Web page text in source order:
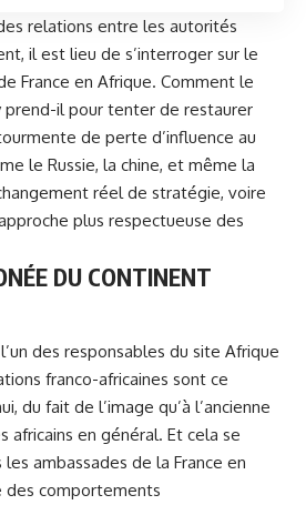
relations entre les autorités
il est lieu de s’interroger sur le
France en Afrique. Comment le
prend-il pour tenter de restaurer
de perte d’influence au
le Russie, la chine, et même la
réel de stratégie, voire
plus respectueuse des
DU CONTINENT
des responsables du site Afrique
franco-africaines sont ce
du fait de l’image qu’à l’ancienne
africains en général. Et cela se
ambassades de la France en
des comportements